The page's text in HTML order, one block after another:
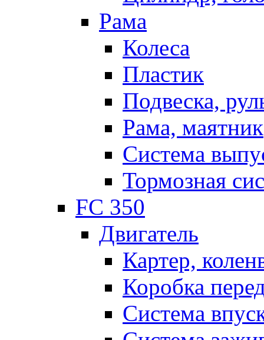
Рама
Колеса
Пластик
Подвеска,
Рама, маятник
Система
Тормозная
FC 350
Двигатель
Картер,
Коробка
Система